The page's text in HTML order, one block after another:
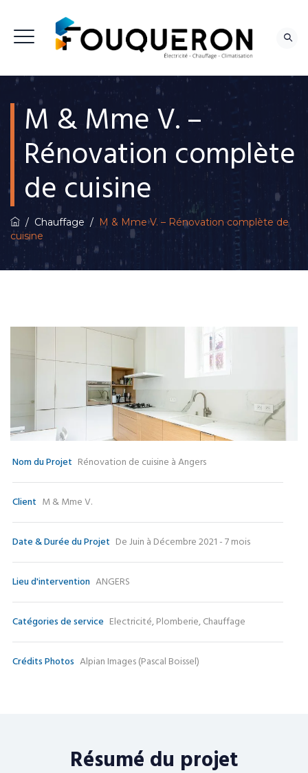
NOUS CONTACTER
M & Mme V. –
Rénovation complète
de cuisine
/ Chauffage / M & Mme V. – Rénovation complète de
cuisine
Nom du Projet Rénovation de cuisine à Angers
Client M & Mme V.
Date & Durée du Projet De Juin à Décembre 2021 - 7 mois
Lieu d'intervention ANGERS
Catégories de service Electricité, Plomberie, Chauffage
Crédits Photos Alpian Images (Pascal Boissel)
Résumé du projet